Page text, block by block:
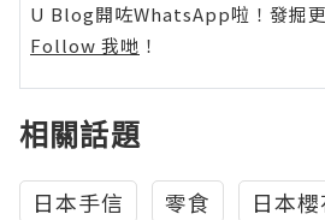
U Blog開咗WhatsApp啦！發掘更
Follow 我哋 ！
相關話題
日本手信 零食 日本